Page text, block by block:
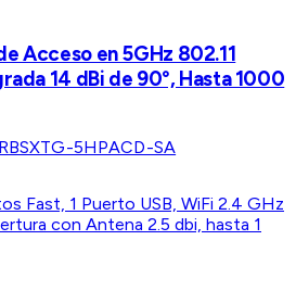
Acceso en 5GHz 802.11
14 dBi de 90°, Hasta 1000
RBSXTG-5HPACD-SA